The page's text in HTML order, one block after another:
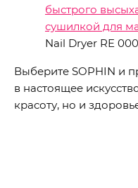
быстрого
сушилкой для
Nail Dryer RE
Выберите SOPHIN и
в настоящее
красоту, но и